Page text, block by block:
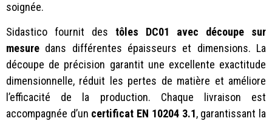
soignée.
Sidastico fournit des tôles DC01 avec découpe sur
mesure dans différentes épaisseurs et dimensions. La
découpe de précision garantit une excellente exactitude
dimensionnelle, réduit les pertes de matière et améliore
l’efficacité de la production. Chaque livraison est
accompagnée d’un certificat EN 10204 3.1, garantissant la